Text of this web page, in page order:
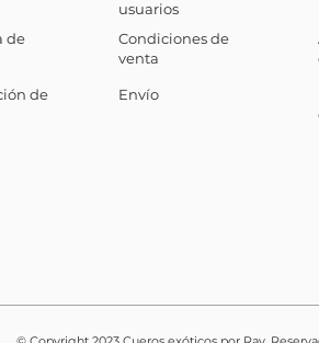
de
de
usuarios
Condiciones de
venta
Envío